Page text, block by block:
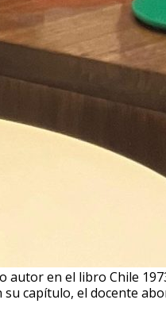
en el libro Chile
capítulo, el docente